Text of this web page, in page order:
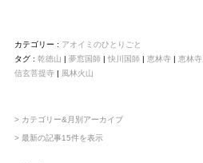
カテゴリー : アオイミのひとりごと
タグ : 乾徳山 | 夢窓国師 | 快川国師 | 恵林寺| 恵林寺
信玄菩提寺| 風林火山
> カテゴリー&月別アーカイブ
> 最新の記事15件を表示